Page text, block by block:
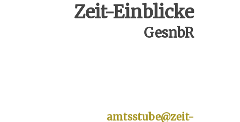
Zeit-Einblicke
GesnbR
amtsstube@zeit-